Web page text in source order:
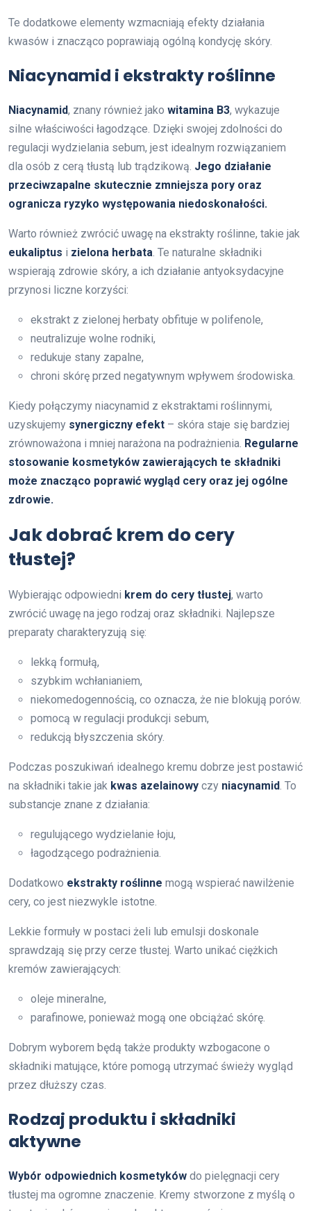
Te dodatkowe elementy wzmacniają efekty działania
kwasów i znacząco poprawiają ogólną kondycję skóry.
Niacynamid i ekstrakty roślinne
Niacynamid, znany również jako witamina B3, wykazuje
silne właściwości łagodzące. Dzięki swojej zdolności do
regulacji wydzielania sebum, jest idealnym rozwiązaniem
dla osób z cerą tłustą lub trądzikową. Jego działanie
przeciwzapalne skutecznie zmniejsza pory oraz
ogranicza ryzyko występowania niedoskonałości.
Warto również zwrócić uwagę na ekstrakty roślinne, takie jak
eukaliptus i zielona herbata. Te naturalne składniki
wspierają zdrowie skóry, a ich działanie antyoksydacyjne
przynosi liczne korzyści:
ekstrakt z zielonej herbaty obfituje w polifenole,
neutralizuje wolne rodniki,
redukuje stany zapalne,
chroni skórę przed negatywnym wpływem środowiska.
Kiedy połączymy niacynamid z ekstraktami roślinnymi,
uzyskujemy synergiczny efekt – skóra staje się bardziej
zrównoważona i mniej narażona na podrażnienia. Regularne
stosowanie kosmetyków zawierających te składniki
może znacząco poprawić wygląd cery oraz jej ogólne
zdrowie.
Jak dobrać krem do cery
tłustej?
Wybierając odpowiedni krem do cery tłustej, warto
zwrócić uwagę na jego rodzaj oraz składniki. Najlepsze
preparaty charakteryzują się:
lekką formułą,
szybkim wchłanianiem,
niekomedogennością, co oznacza, że nie blokują porów.
pomocą w regulacji produkcji sebum,
redukcją błyszczenia skóry.
Podczas poszukiwań idealnego kremu dobrze jest postawić
na składniki takie jak kwas azelainowy czy niacynamid. To
substancje znane z działania:
regulującego wydzielanie łoju,
łagodzącego podrażnienia.
Dodatkowo ekstrakty roślinne mogą wspierać nawilżenie
cery, co jest niezwykle istotne.
Lekkie formuły w postaci żeli lub emulsji doskonale
sprawdzają się przy cerze tłustej. Warto unikać ciężkich
kremów zawierających:
oleje mineralne,
parafinowe, ponieważ mogą one obciążać skórę.
Dobrym wyborem będą także produkty wzbogacone o
składniki matujące, które pomogą utrzymać świeży wygląd
przez dłuższy czas.
Rodzaj produktu i składniki
aktywne
Wybór odpowiednich kosmetyków do pielęgnacji cery
tłustej ma ogromne znaczenie. Kremy stworzone z myślą o